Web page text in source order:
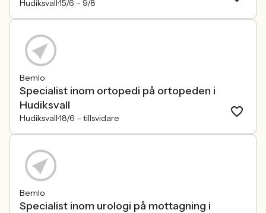
Hudiksvall 15/6 – 9/8
Bemlo
Specialist inom ortopedi på ortopeden i
Hudiksvall
Hudiksvall18/6 – tillsvidare
Bemlo
Specialist inom urologi på mottagning i